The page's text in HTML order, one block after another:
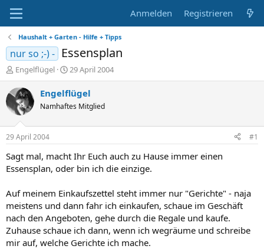
Anmelden Registrieren
Haushalt + Garten - Hilfe + Tipps
nur so ;-) - Essensplan
E
r
s
t
e
e
r
Engelflügel
E
r
s
e
t
a
29 April 2004
Engelflügel
Namhaftes Mitglied
29 April 2004 #1
Sagt mal, macht Ihr Euch auch zu Hause immer einen
Essensplan, oder bin ich die einzige.
Auf meinem Einkaufszettel steht immer nur "Gerichte" - naja
meistens und dann fahr ich einkaufen, schaue im Geschäft
nach den Angeboten, gehe durch die Regale und kaufe.
Zuhause schaue ich dann, wenn ich wegräume und schreibe
mir auf, welche Gerichte ich mache.